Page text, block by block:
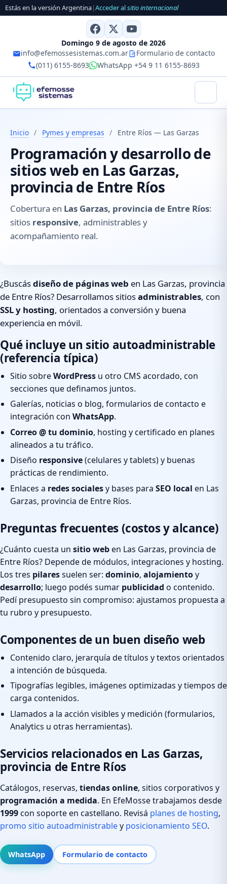
Estás en la versión Argentina|Acceder alsitio internacional
Domingo 9 de agosto de 2026
info@efemossesistemas.com.ar
Formulario de contacto
(011) 6155-8693
WhatsApp +54 9 11 6155-8693
Inicio / Pymes y empresas / Entre Ríos — Las Garzas
Programación y desarrollo de
sitios web en Las Garzas,
provincia de Entre Ríos
Cobertura en Las Garzas, provincia de Entre Ríos:
sitios responsive, administrables y
acompañamiento real.
¿Buscásdiseño de páginas web en Las Garzas, provincia
de Entre Ríos? Desarrollamos sitiosadministrables, con
SSL y hosting, orientados a conversión y buena
experiencia en móvil.
Qué incluye un sitio autoadministrable
(referencia típica)
Sitio sobreWordPress u otro CMS acordado, con
secciones que definamos juntos.
Galerías, noticias o blog, formularios de contacto e
integración con WhatsApp.
Correo @ tu dominio, hosting y certificado en planes
alineados a tu tráfico.
Diseño responsive(celulares y tablets) y buenas
prácticas de rendimiento.
Enlaces a redes socialesy bases para SEO local en Las
Garzas, provincia de Entre Ríos.
Preguntas frecuentes (costos y alcance)
¿Cuánto cuesta un sitio weben Las Garzas, provincia de
Entre Ríos? Depende de módulos, integraciones y hosting.
Los tres pilaressuelen ser: dominio, alojamientoy
desarrollo; luego podés sumar publicidad o contenido.
Pedí presupuesto sin compromiso: ajustamos propuesta a
tu rubro y presupuesto.
Componentes de un buen diseño web
Contenido claro, jerarquía de títulos y textos orientados
a intención de búsqueda.
Tipografías legibles, imágenes optimizadas y tiempos de
carga contenidos.
Llamados a la acción visibles y medición (formularios,
Analytics u otras herramientas).
Servicios relacionados en Las Garzas,
provincia de Entre Ríos
Catálogos, reservas, tiendas online, sitios corporativos y
programación a medida. En EfeMosse trabajamos desde
1999con soporte en castellano. Revisá planes de hosting,
promo sitio autoadministrabley posicionamiento SEO.
WhatsApp Formulario de contacto